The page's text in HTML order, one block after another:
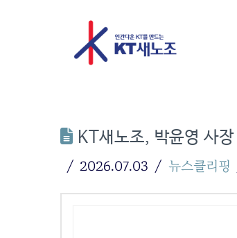
KT새노조, 박윤영 사
2026.07.03 뉴스클리핑